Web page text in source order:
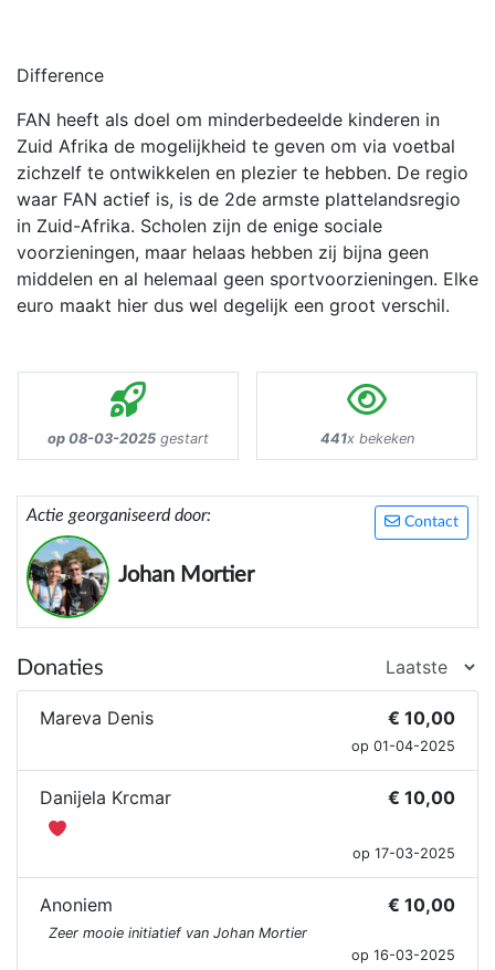
Difference
FAN heeft als doel om minderbedeelde kinderen in
Zuid Afrika de mogelijkheid te geven om via voetbal
zichzelf te ontwikkelen en plezier te hebben. De regio
waar FAN actief is, is de 2de armste plattelandsregio
in Zuid-Afrika. Scholen zijn de enige sociale
voorzieningen, maar helaas hebben zij bijna geen
middelen en al helemaal geen sportvoorzieningen. Elke
euro maakt hier dus wel degelijk een groot verschil.
op 08-03-2025 gestart 441x bekeken
Contact
Actie georganiseerd door:
Johan Mortier
Donaties
Mareva Denis € 10,00
op 01-04-2025
Danijela Krcmar € 10,00
op 17-03-2025
Anoniem € 10,00
Zeer mooie initiatief van Johan Mortier
op 16-03-2025